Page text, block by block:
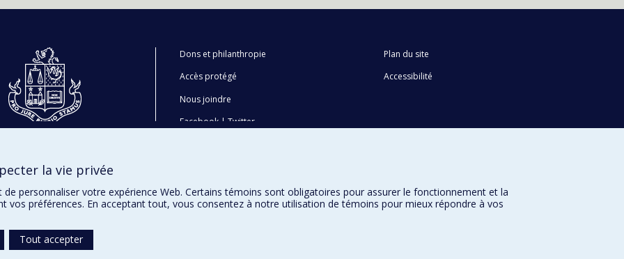
Dons et philanthropie
Accès protégé
Nous joindre
Facebook |Twitter
Plan du site
Accessibilité
la vie privée
de personnaliser votre expérience Web. Certains témoins sont obligatoires pour assurer le fonctionnement et la
vos préférences. En acceptant tout, vous consentez à notre utilisation de témoins pour mieux répondre à vos
Tout accepter